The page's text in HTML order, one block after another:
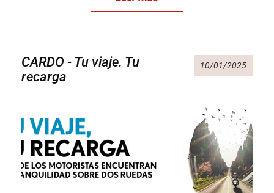
CARDO - Tu viaje. Tu
recarga
10/01/2025